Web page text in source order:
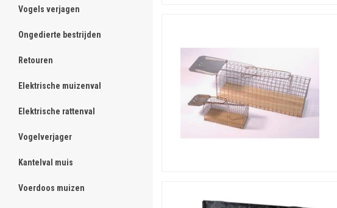
Vogels verjagen
Ongedierte bestrijden
Retouren
Elektrische muizenval
Elektrische rattenval
Vogelverjager
Kantelval muis
Voerdoos muizen
ghost
ghost
ghost
ghost
ghost
ghost
ghost
ghost